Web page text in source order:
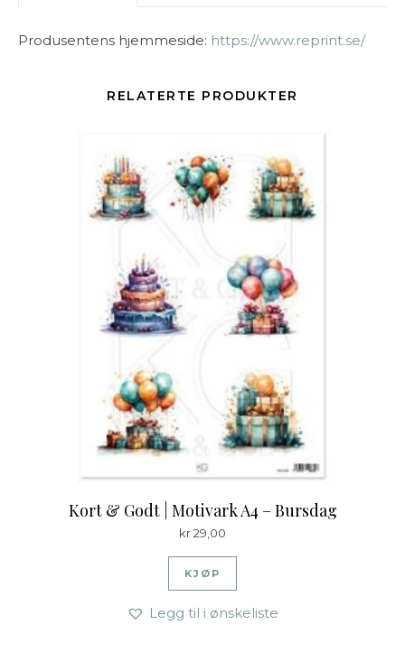
Produsentens hjemmeside: https://www.reprint.se/
RELATERTE PRODUKTER
Kort & Godt | Motivark A4 – Bursdag
kr29,00
KJØP
Legg til i ønskeliste